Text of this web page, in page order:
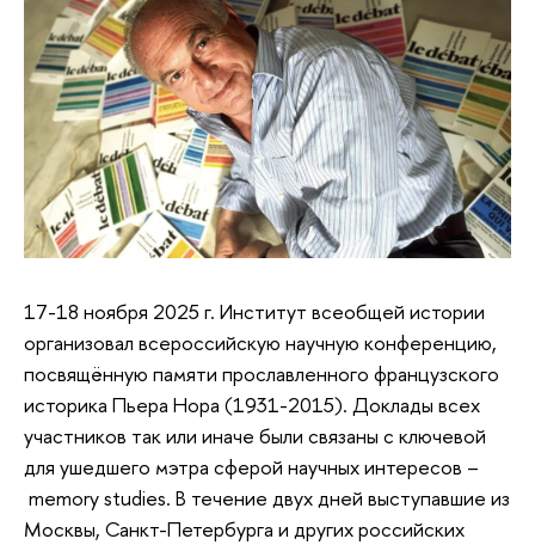
17-18 ноября 2025 г. Институт всеобщей истории
организовал всероссийскую научную конференцию,
посвящённую памяти прославленного французского
историка Пьера Нора (1931-2015). Доклады всех
участников так или иначе были связаны с ключевой
для ушедшего мэтра сферой научных интересов –
memory studies. В течение двух дней выступавшие из
Москвы, Санкт-Петербурга и других российских